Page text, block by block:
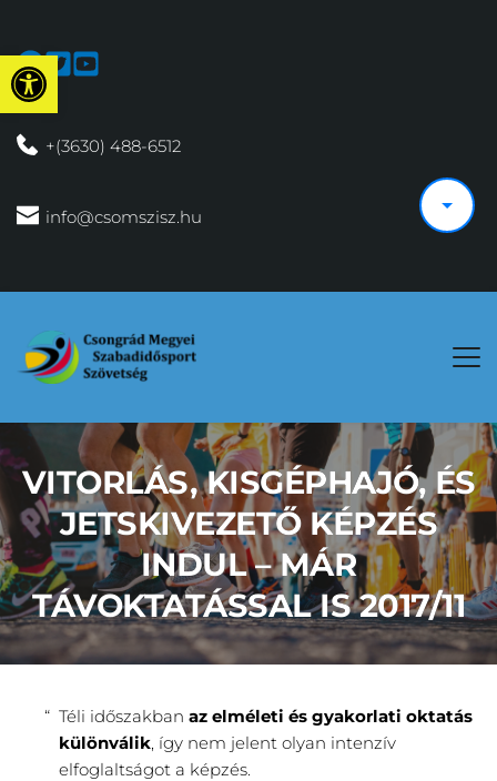
Eszköztár megnyitása
+(3630) 488-6512
info@csomszisz.hu
VITORLÁS, KISGÉPHAJÓ, ÉS
JETSKIVEZETŐ KÉPZÉS
INDUL – MÁR
TÁVOKTATÁSSAL IS 2017/11
Téli időszakban az elméleti és gyakorlati oktatás
különválik, így nem jelent olyan intenzív
elfoglaltságot a képzés.